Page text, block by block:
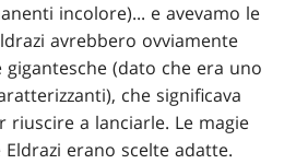
incolore)... e avevamo le
avrebbero ovviamente
(dato che era uno
che significava
a lanciarle. Le magie
erano scelte adatte.